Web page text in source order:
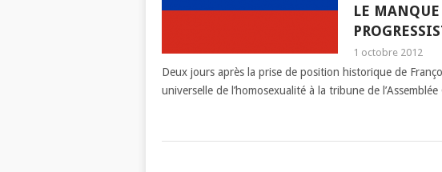
LE MANQUE
1 octobre 2012
Deux jours après la prise de position historique de
universelle de l’homosexualité à la tribune de